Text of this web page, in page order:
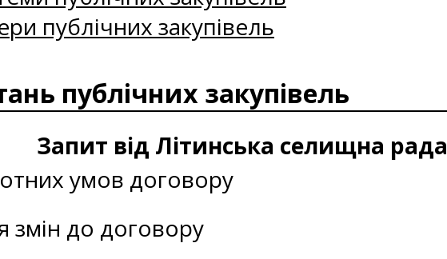
публічних закупівель
публічних закупівель
Запит від Літинська селищна рада
умов договору
змін до договору